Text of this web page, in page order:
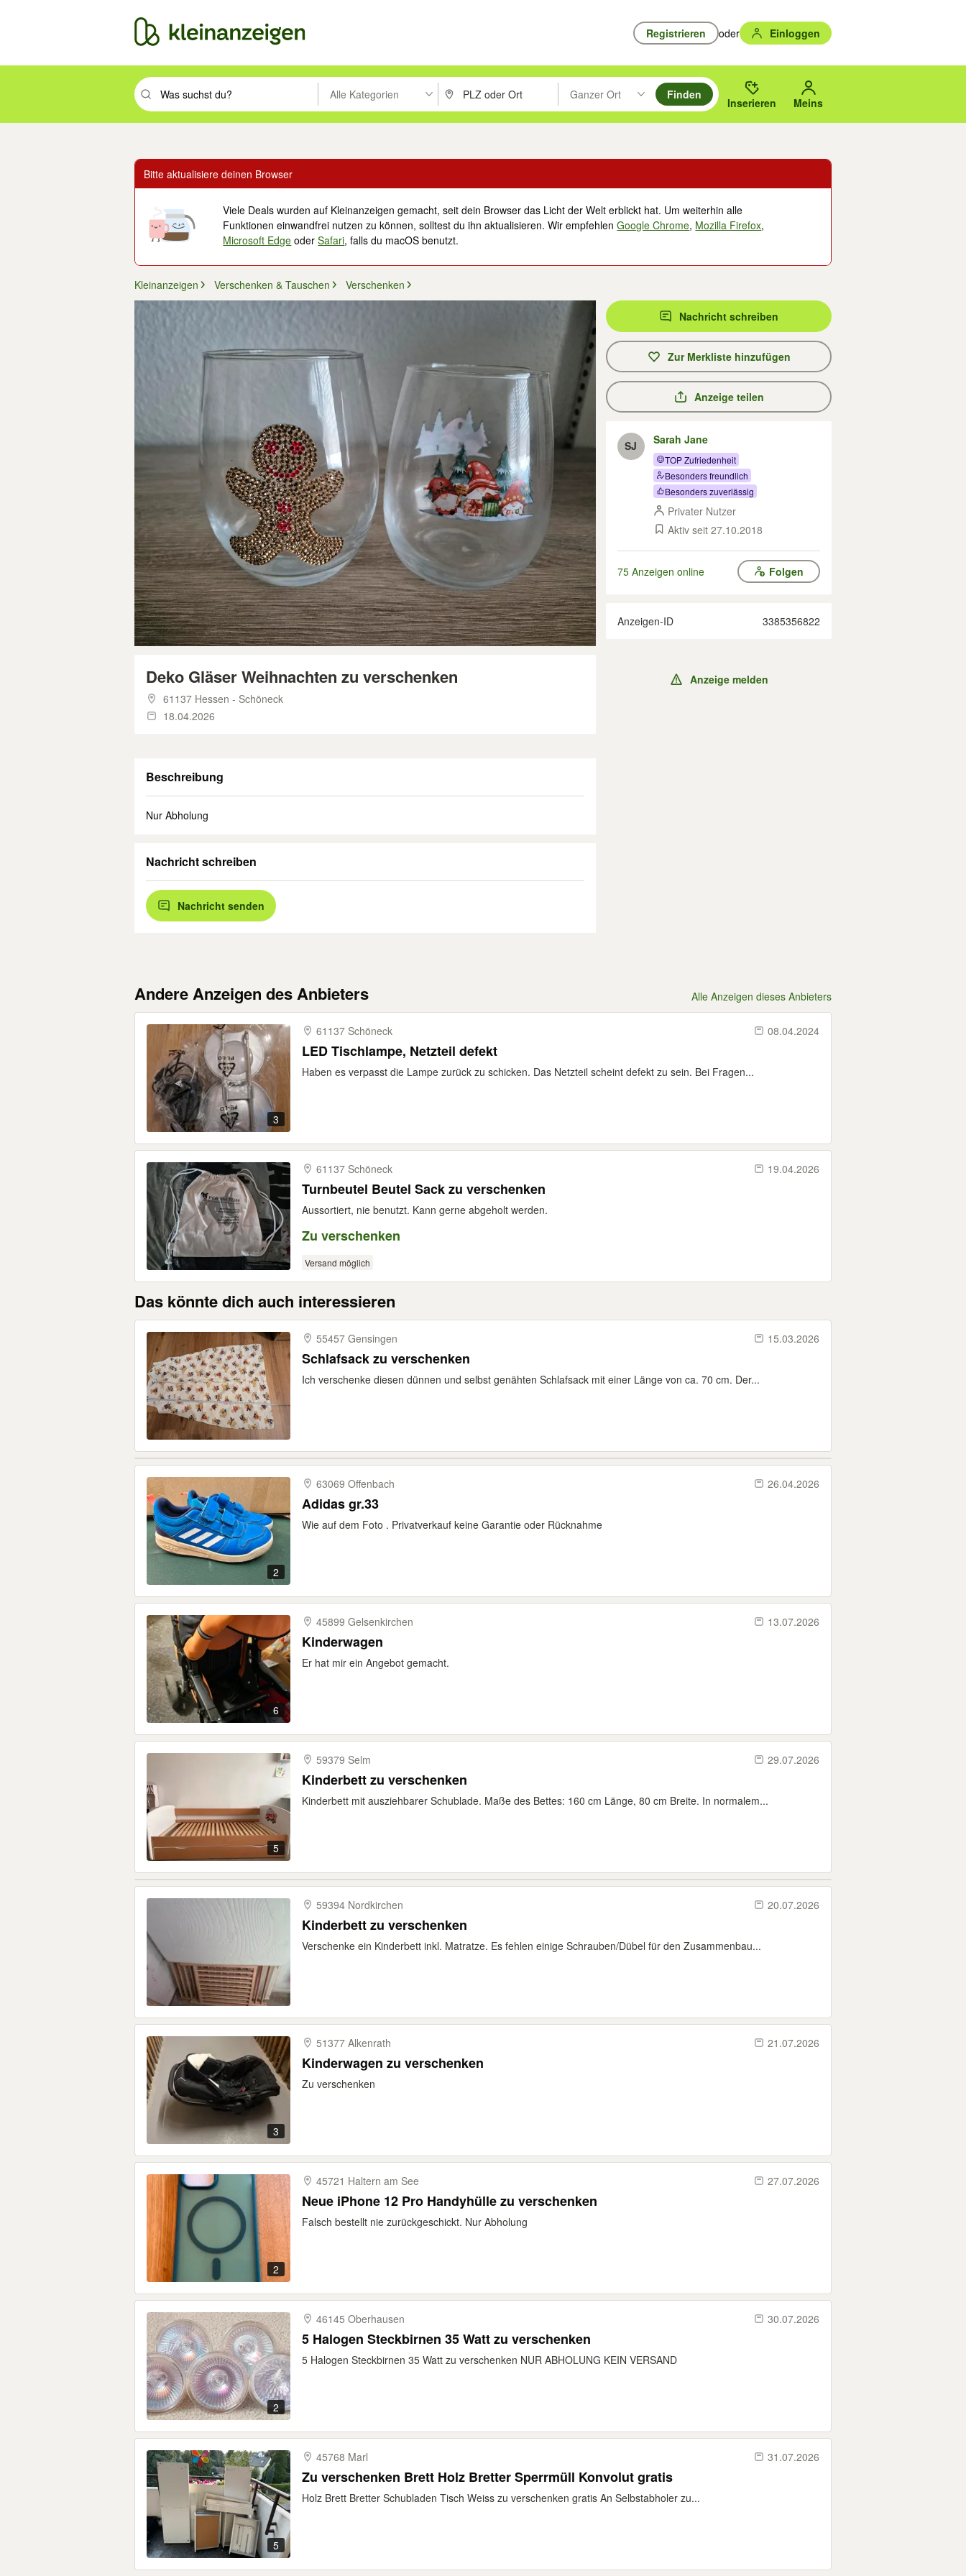
Registrieren oder Einloggen
Suchbegriff eingeben. Eingabetaste drücken um zu suchen, oder Vorschläge mit den Pfeiltasten nach oben/unten durchsuchen und mit Eingabetaste auswählen.
Alle Kategorien PLZ oder Ort eingeben. Eingabetaste drücken um zu suchen, oder Vorschläge mit den Pfeiltasten nach oben/
Ganzer Ort
Suche im Umkreis des gewählten Orts oder PLZ.
Finden
Inserieren Meins
Bitte aktualisiere deinen Browser
Viele Deals wurden auf Kleinanzeigen gemacht, seit dein Browser das Licht der Welt erblickt hat. Um weiterhin alle
Funktionen einwandfrei nutzen zu können, solltest du ihn aktualisieren. Wir empfehlenGoogle Chrome, Mozilla Firefox,
Microsoft Edge oderSafari, falls du macOS benutzt.
Kleinanzeigen Verschenken & Tauschen Verschenken
Deko Gläser Weihnachten zu verschenken
61137 Hessen - Schöneck
18.04.2026
Beschreibung
Nur Abholung
Nachricht schreiben
Nachricht senden
Nachricht schreiben
Zur Merkliste hinzufügen
Anzeige teilen
SJ Sarah Jane
TOP Zufriedenheit
Besonders freundlich
Besonders zuverlässig
Privater Nutzer
Aktiv seit 27.10.2018
75 Anzeigen online Folgen
Anzeigen-ID 3385356822
Anzeige melden
Andere Anzeigen des Anbieters Alle Anzeigen dieses Anbieters
3
61137 Schöneck 08.04.2024
LED Tischlampe, Netzteil defekt
Haben es verpasst die Lampe zurück zu schicken. Das Netzteil scheint defekt zu sein. Bei Fragen...
61137 Schöneck 19.04.2026
Turnbeutel Beutel Sack zu verschenken
Aussortiert, nie benutzt. Kann gerne abgeholt werden.
Zu verschenken
Versand möglich
Das könnte dich auch interessieren
55457 Gensingen 15.03.2026
Schlafsack zu verschenken
Ich verschenke diesen dünnen und selbst genähten Schlafsack mit einer Länge von ca. 70 cm. Der...
2
63069 Offenbach 26.04.2026
Adidas gr.33
Wie auf dem Foto . Privatverkauf keine Garantie oder Rücknahme
6
45899 Gelsenkirchen 13.07.2026
Kinderwagen
Er hat mir ein Angebot gemacht.
5
59379 Selm 29.07.2026
Kinderbett zu verschenken
Kinderbett mit ausziehbarer Schublade. Maße des Bettes: 160 cm Länge, 80 cm Breite. In normalem...
59394 Nordkirchen 20.07.2026
Kinderbett zu verschenken
Verschenke ein Kinderbett inkl. Matratze. Es fehlen einige Schrauben/Dübel für den Zusammenbau...
3
51377 Alkenrath 21.07.2026
Kinderwagen zu verschenken
Zu verschenken
2
45721 Haltern am See 27.07.2026
Neue iPhone 12 Pro Handyhülle zu verschenken
Falsch bestellt nie zurückgeschickt. Nur Abholung
2
46145 Oberhausen 30.07.2026
5 Halogen Steckbirnen 35 Watt zu verschenken
5 Halogen Steckbirnen 35 Watt zu verschenken NUR ABHOLUNG KEIN VERSAND
5
45768 Marl 31.07.2026
Zu verschenken Brett Holz Bretter Sperrmüll Konvolut gratis
Holz Brett Bretter Schubladen Tisch Weiss zu verschenken gratis An Selbstabholer zu...